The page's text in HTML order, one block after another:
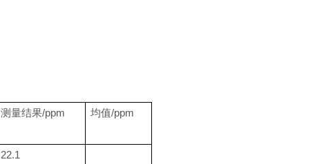
测量结果/ppm 均值/ppm
22.1